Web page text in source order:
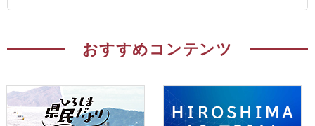
おすすめコンテンツ